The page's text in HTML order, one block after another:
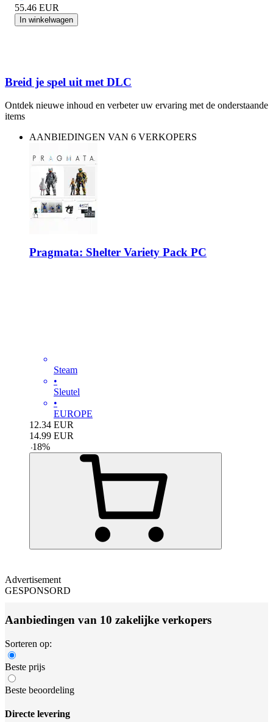
55.46 EUR
In winkelwagen
Breid je spel uit met DLC
Ontdek nieuwe inhoud en verbeter uw ervaring met de onderstaande
items
AANBIEDINGEN VAN 6 VERKOPERS
Pragmata: Shelter Variety Pack PC
Steam
•
Sleutel
•
EUROPE
12.34 EUR
14.99 EUR
-18%
Advertisement
GESPONSORD
Aanbiedingen van 10 zakelijke verkopers
Sorteren op:
Beste prijs
Beste beoordeling
Directe levering